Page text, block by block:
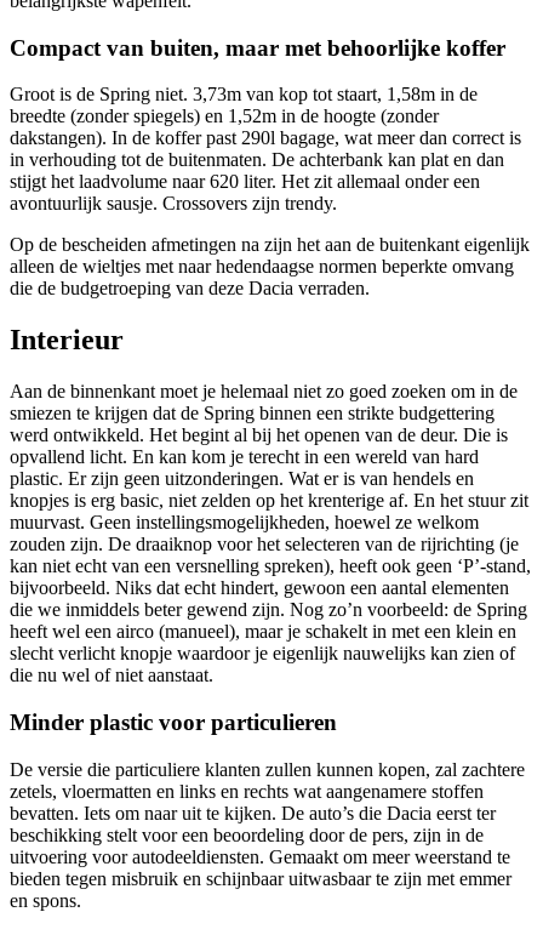
Compact van buiten, maar met behoorlijke koffer
Groot is de Spring niet. 3,73m van kop tot staart, 1,58m in de
breedte (zonder spiegels) en 1,52m in de hoogte (zonder
dakstangen). In de koffer past 290l bagage, wat meer dan correct is
in verhouding tot de buitenmaten. De achterbank kan plat en dan
stijgt het laadvolume naar 620 liter. Het zit allemaal onder een
avontuurlijk sausje. Crossovers zijn trendy.
Op de bescheiden afmetingen na zijn het aan de buitenkant eigenlijk
alleen de wieltjes met naar hedendaagse normen beperkte omvang
die de budgetroeping van deze Dacia verraden.
Interieur
Aan de binnenkant moet je helemaal niet zo goed zoeken om in de
smiezen te krijgen dat de Spring binnen een strikte budgettering
werd ontwikkeld. Het begint al bij het openen van de deur. Die is
opvallend licht. En kan kom je terecht in een wereld van hard
plastic. Er zijn geen uitzonderingen. Wat er is van hendels en
knopjes is erg basic, niet zelden op het krenterige af. En het stuur zit
muurvast. Geen instellingsmogelijkheden, hoewel ze welkom
zouden zijn. De draaiknop voor het selecteren van de rijrichting (je
kan niet echt van een versnelling spreken), heeft ook geen ‘P’-stand,
bijvoorbeeld. Niks dat echt hindert, gewoon een aantal elementen
die we inmiddels beter gewend zijn. Nog zo’n voorbeeld: de Spring
heeft wel een airco (manueel), maar je schakelt in met een klein en
slecht verlicht knopje waardoor je eigenlijk nauwelijks kan zien of
die nu wel of niet aanstaat.
Minder plastic voor particulieren
De versie die particuliere klanten zullen kunnen kopen, zal zachtere
zetels, vloermatten en links en rechts wat aangenamere stoffen
bevatten. Iets om naar uit te kijken. De auto’s die Dacia eerst ter
beschikking stelt voor een beoordeling door de pers, zijn in de
uitvoering voor autodeeldiensten. Gemaakt om meer weerstand te
bieden tegen misbruik en schijnbaar uitwasbaar te zijn met emmer
en spons.